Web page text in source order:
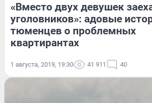
«Вместо двух девушек
уголовников»: адовые
тюменцев о проблемных
квартирантах
1 августа, 2019, 19:30 41 911 40